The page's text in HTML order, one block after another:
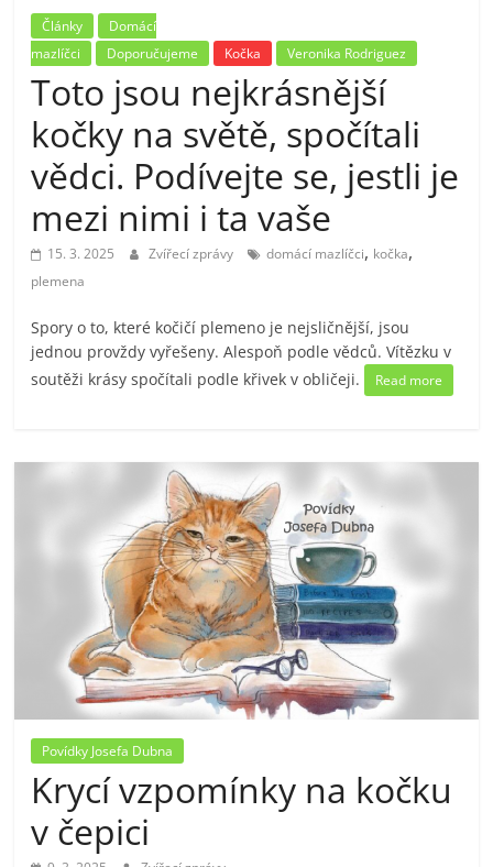
Články
Domácí
mazlíčci
Doporučujeme Kočka Veronika Rodriguez
Toto jsou nejkrásnější
kočky na světě, spočítali
vědci. Podívejte se, jestli je
mezi nimi i ta vaše
15. 3. 2025 Zvířecí zprávy domácí mazlíčci, kočka,
plemena
Spory o to, které kočičí plemeno je nejsličnější, jsou
jednou provždy vyřešeny. Alespoň podle vědců. Vítězku v
soutěži krásy spočítali podle křivek v obličeji.
Read more
Povídky Josefa Dubna
Krycí vzpomínky na kočku
v čepici